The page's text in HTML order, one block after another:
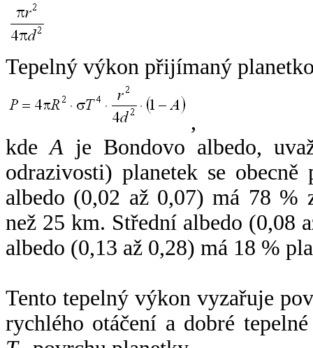
Tepelný výkon přijímaný
,
kdeA je Bondovo albedo,
odrazivosti) planetek se
albedo (0,02 až 0,07) má 78 %
než 25 km. Střední albedo (0,08
albedo (0,13 až 0,28) má 18 %
Tento tepelný výkon vyzařuje
rychlého otáčení a dobré